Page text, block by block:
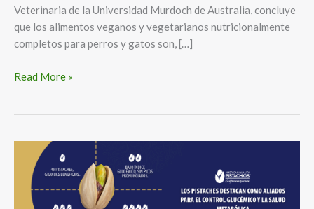
Veterinaria de la Universidad Murdoch de Australia, concluye
que los alimentos veganos y vegetarianos nutricionalmente
completos para perros y gatos son, […]
Read More »
pistaches
destacan
como